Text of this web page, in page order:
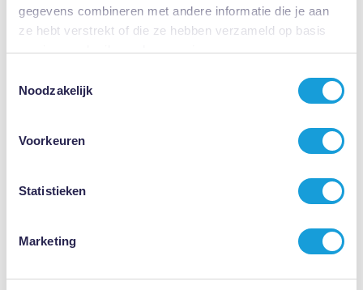
gegevens combineren met andere informatie die je aan
ze hebt verstrekt of die ze hebben verzameld op basis
van jouw gebruik van hun services.
Noodzakelijk
Voorkeuren
Statistieken
Marketing
Flexibel onder de wwz
Flexibel onder de wwz